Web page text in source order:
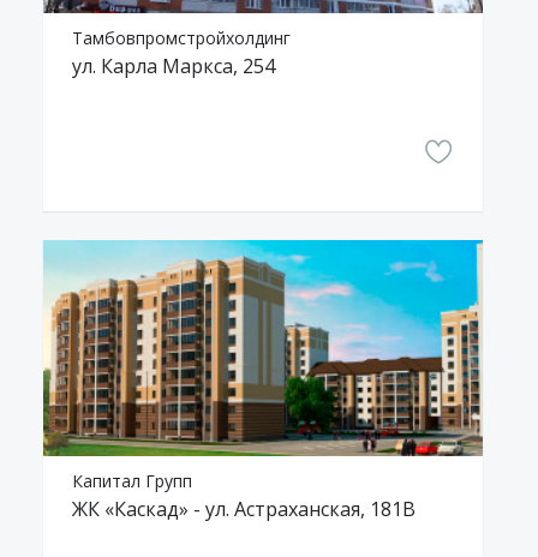
Тамбовпромстройхолдинг
ул. Карла Маркса, 254
Капитал Групп
ЖК «Каскад» - ул. Астраханская, 181В